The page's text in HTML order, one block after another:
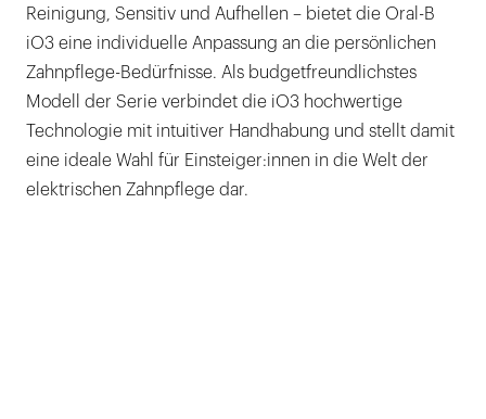
Reinigung, Sensitiv und Aufhellen – bietet die Oral-B
iO3 eine individuelle Anpassung an die persönlichen
Zahnpflege-Bedürfnisse. Als budgetfreundlichstes
Modell der Serie verbindet die iO3 hochwertige
Technologie mit intuitiver Handhabung und stellt damit
eine ideale Wahl für Einsteiger:innen in die Welt der
elektrischen Zahnpflege dar.